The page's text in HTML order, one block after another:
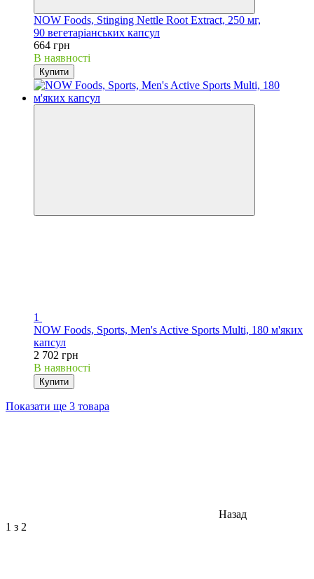
NOW Foods, Stinging Nettle Root Extract, 250 мг,
90 вегетаріанських капсул
664 грн
В наявності
Купити
1
NOW Foods, Sports, Men's Active Sports Multi, 180 м'яких
капсул
2 702 грн
В наявності
Купити
Показати ще 3 товара
Назад
1 з 2